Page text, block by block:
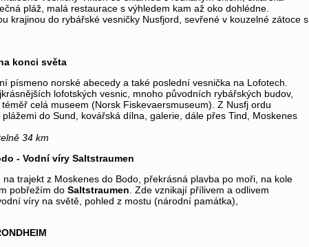
pláž, malá restaurace s výhledem kam až oko dohlédne.
krajinou do rybářské vesničky Nusfjord, sevřené v kouzelné zátoce s
konci světa
písmeno norské abecedy a také poslední vesnička na Lofotech.
lofotských vesnic, mnoho původních rybářských budov,
celá museem (Norsk Fiskevaersmuseum). Z Nusfj ordu
do Sund, kovářská dílna, galerie, dále přes Tind, Moskenes
34 km
- Vodní víry Saltstraumen
na trajekt z Moskenes do Bodo, překrásná plavba po moři, na kole
pobřežím do Saltstraumen . Zde vznikají přílivem a odlivem
víry na světě, pohled z mostu (národní památka),